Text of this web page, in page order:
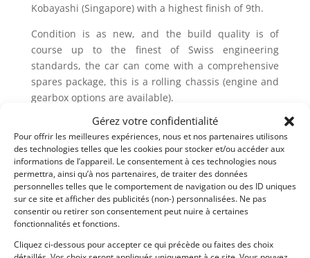
Gérez votre confidentialité
Pour offrir les meilleures expériences, nous et nos partenaires utilisons
des technologies telles que les cookies pour stocker et/ou accéder aux
informations de l’appareil. Le consentement à ces technologies nous
permettra, ainsi qu’à nos partenaires, de traiter des données
personnelles telles que le comportement de navigation ou des ID uniques
sur ce site et afficher des publicités (non-) personnalisées. Ne pas
consentir ou retirer son consentement peut nuire à certaines
fonctionnalités et fonctions.
Cliquez ci-dessous pour accepter ce qui précède ou faites des choix
Kobayashi (Singapore) with a highest finish of 9th.
Condition is as new, and the build quality is of
course up to the finest of Swiss engineering
standards, the car can come with a comprehensive
spares package, this is a rolling chassis (engine and
gearbox options are available).
This would make a fantastic package for the Boss
‘Open’ class.
Partager cette annonce